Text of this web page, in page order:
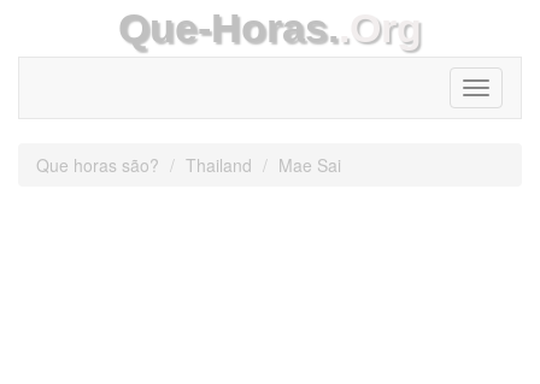
Que-Horas..Org
Toggle
Que horas são? Thailand Mae Sai